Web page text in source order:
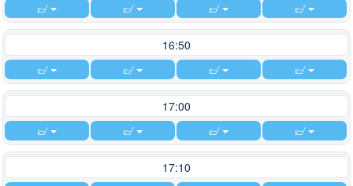
16:50
17:00
17:10